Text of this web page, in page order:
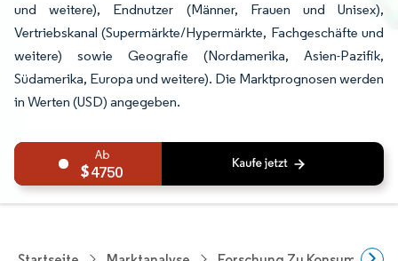
und weitere), Endnutzer (Männer, Frauen und Unisex),
Vertriebskanal (Supermärkte/Hypermärkte, Fachgeschäfte und
weitere) sowie Geografie (Nordamerika, Asien-Pazifik,
Südamerika, Europa und weitere). Die Marktprognosen werden
in Werten (USD) angegeben.
4750